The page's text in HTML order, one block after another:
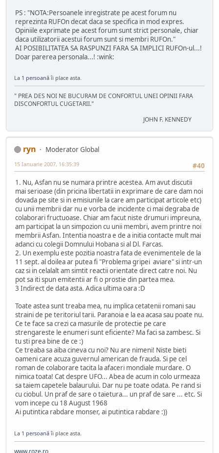
PS : "NOTA:Persoanele inregistrate pe acest forum nu
reprezinta RUFOn decat daca se specifica in mod expres.
Opiniile exprimate pe acest forum sunt strict personale, chiar
daca utilizatorii acestui forum sunt si membri RUFOn."
AI POSIBILITATEA SA RASPUNZI FARA SA IMPLICI RUFOn-ul...!
Doar parerea personala...! :wink:
La 1 persoanăîi place asta.
" PREA DES NOI NE BUCURAM DE CONFORTUL UNEI OPINII FARA
DISCONFORTUL CUGETARII."
JOHN F. KENNEDY
ryn
Moderator Global
#40
15 Ianuarie 2007, 16:35:39
1. Nu, Asfan nu se numara printre acestea. Am avut discutii
mai serioase (din pricina libertatii in exprimare de care dam noi
dovada pe site si in emisiunile la care am participat articole etc)
cu unii membrii dar nu e vorba de incidente ci mai degraba de
colaborari fructuoase. Chiar am facut niste drumuri impreuna,
am participat la un simpozion cu unii membri, avem printre noi
membrii Asfan. Intentia noastra e de a initia contacte mult mai
adanci cu colegii Domnului Hobana si al Dl. Farcas.
2. Un exemplu este pozitia noastra fata de evenimentele de la
11 sept. al doilea ar putea fi "Problema gripei aviare" si intr-un
caz si in celalalt am simtit reactii orientate direct catre noi. Nu
pot sa iti spun emitentii ar fi o prostie din partea mea.
3 Indirect de data asta. Adica ultima oara :D
Toate astea sunt treaba mea, nu implica cetatenii romani sau
straini de pe teritoriul tarii. Paranoia e la ea acasa sau poate nu.
Ce te face sa crezi ca masurile de protectie pe care
strengareste le enumeri sunt eficiente? Ma faci sa zambesc. Si
tu sti prea bine de ce :)
Ce treaba sa aiba cineva cu noi? Nu are nimeni! Niste bieti
oameni care acuza guvernul american de frauda. Si pe cel
roman de colaborare tacita la afaceri mondiale murdare. O
nimica toata! Cat despre UFO... Abea de acum in colo urmeaza
sa taiem capetele balaurului. Dar nu pe toate odata. Pe rand si
cu ciobul. Un praf de sare o taietura... un praf de sare ... etc. Si
vom incepe cu 18 August 1968
Ai putintica rabdare monser, ai putintica rabdare :))
La 1 persoanăîi place asta.
www.roze.ro